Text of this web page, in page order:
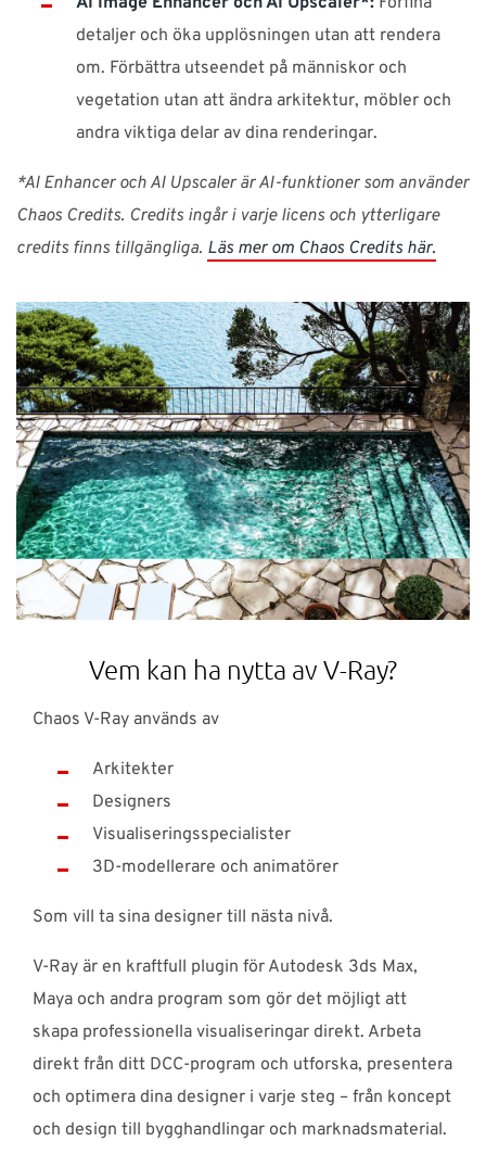
detaljer och öka upplösningen utan att rendera
om. Förbättra utseendet på människor och
vegetation utan att ändra arkitektur, möbler och
andra viktiga delar av dina renderingar.
*AI Enhancer och AI Upscaler är AI-funktioner som använder
Chaos Credits. Credits ingår i varje licens och ytterligare
credits finns tillgängliga. Läs mer om Chaos Credits här.
Vem kan ha nytta av V-Ray?
Chaos V-Ray används av
Arkitekter
Designers
Visualiseringsspecialister
3D-modellerare och animatörer
Som vill ta sina designer till nästa nivå.
V-Ray är en kraftfull plugin för Autodesk 3ds Max,
Maya och andra program som gör det möjligt att
skapa professionella visualiseringar direkt. Arbeta
direkt från ditt DCC-program och utforska, presentera
och optimera dina designer i varje steg – från koncept
och design till bygghandlingar och marknadsmaterial.